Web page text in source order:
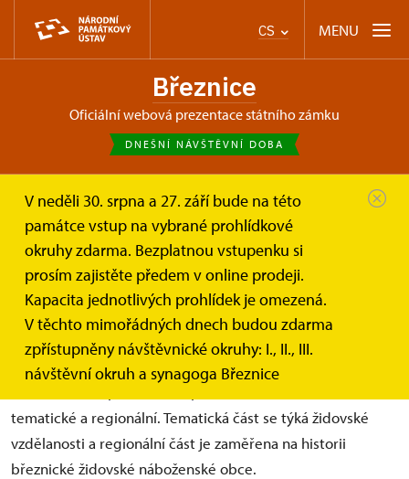
CS MENU
Březnice
oficiální webová prezentace státního zámku
DNEŠNÍ NÁVŠTĚVNÍ DOBA
V neděli 30. srpna a 27. září bude na této
památce vstup na vybrané prohlídkové
okruhy zdarma. Bezplatnou vstupenku si
prosím zajistěte předem v online prodeji.
Kapacita jednotlivých prohlídek je omezená.
V těchto mimořádných dnech budou zdarma
zpřístupněny návštěvnické okruhy: I., II., III.
návštěvní okruh a synagoga Březnice
Březnice
Informace pro návštěvníky
Prohlídkové okruhy
Synagoga Březnice
Synagoga Březnice
Expozice přibližuje povědomí o židovské kultuře
tematické a regionální. Tematická část se týká židovské
vzdělanosti a regionální část je zaměřena na historii
březnické židovské náboženské obce.